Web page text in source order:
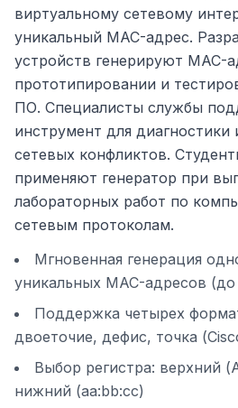
виртуальному сетевому
уникальный MAC-адрес.
устройств генерируют MAC-
прототипировании и
ПО. Специалисты службы
инструмент для диагностики
сетевых конфликтов.
применяют генератор при
лабораторных работ по
сетевым протоколам.
Мгновенная генерация
уникальных MAC-адресов
Поддержка четырех
двоеточие, дефис, точка
Выбор регистра: верхний
нижний (aa:bb:cc)